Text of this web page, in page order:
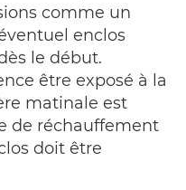
comme un
enclos
le début.
être exposé à la
matinale est
de réchauffement
doit être